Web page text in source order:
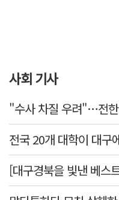
사회 기사
[대구경북을 빛낸 베스